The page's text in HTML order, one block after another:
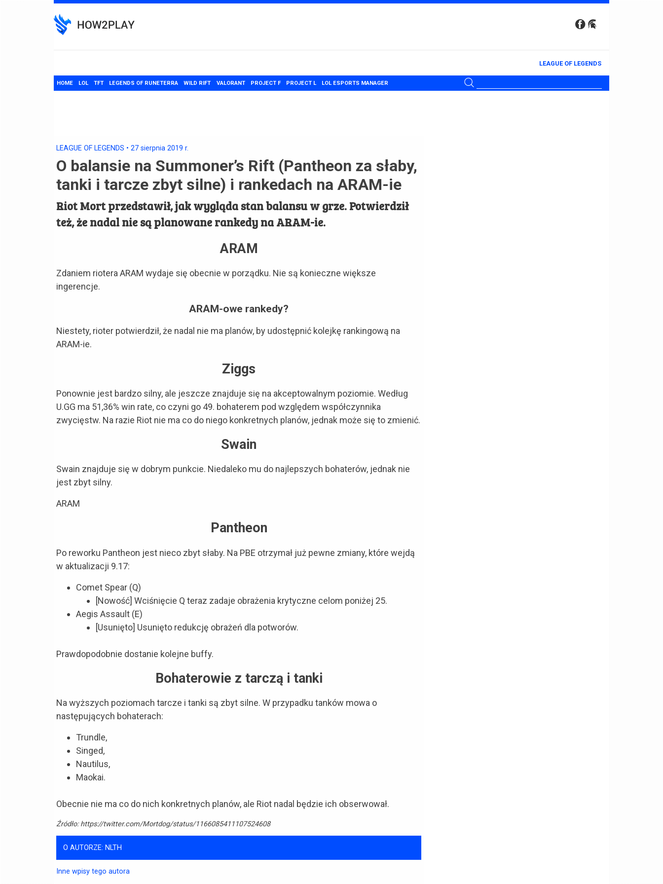
to
content
LEAGUE OF LEGENDS
HOME LOL TFT LEGENDS OF RUNETERRA WILD RIFT VALORANT PROJECT F PROJECT L LOL ESPORTS MANAGER
LEAGUE OF LEGENDS • 27 sierpnia 2019 r.
O balansie na Summoner’s Rift (Pantheon za słaby,
tanki i tarcze zbyt silne) i rankedach na ARAM-ie
Riot Mort przedstawił, jak wygląda stan balansu w grze. Potwierdził
też, że nadal nie są planowane rankedy na ARAM-ie.
ARAM
Zdaniem riotera ARAM wydaje się obecnie w porządku. Nie są konieczne większe
ingerencje.
ARAM-owe rankedy?
Niestety, rioter potwierdził, że nadal nie ma planów, by udostępnić kolejkę rankingową na
ARAM-ie.
Ziggs
Ponownie jest bardzo silny, ale jeszcze znajduje się na akceptowalnym poziomie. Według
U.GG ma 51,36% win rate, co czyni go 49. bohaterem pod względem współczynnika
zwycięstw. Na razie Riot nie ma co do niego konkretnych planów, jednak może się to zmienić.
Swain
Swain znajduje się w dobrym punkcie. Niedaleko mu do najlepszych bohaterów, jednak nie
jest zbyt silny.
ARAM
Pantheon
Po reworku Pantheon jest nieco zbyt słaby. Na PBE otrzymał już pewne zmiany, które wejdą
w aktualizacji 9.17:
Comet Spear (Q)
[Nowość] Wciśnięcie Q teraz zadaje obrażenia krytyczne celom poniżej 25.
Aegis Assault (E)
[Usunięto] Usunięto redukcję obrażeń dla potworów.
Prawdopodobnie dostanie kolejne buffy.
Bohaterowie z tarczą i tanki
Na wyższych poziomach tarcze i tanki są zbyt silne. W przypadku tanków mowa o
następujących bohaterach:
Trundle,
Singed,
Nautilus,
Maokai.
Obecnie nie ma co do nich konkretnych planów, ale Riot nadal będzie ich obserwował.
Źródło:https://twitter.com/Mortdog/status/1166085411107524608
O AUTORZE: NLTH
Inne wpisy tego autora